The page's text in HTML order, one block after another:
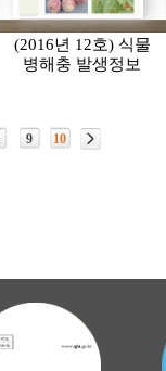
(2016년 12호) 식물
병해충 발생정보
9 10